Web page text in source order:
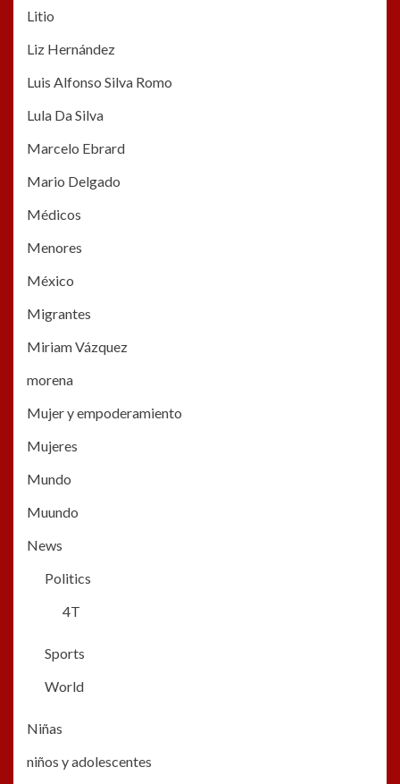
Litio
Liz Hernández
Luis Alfonso Silva Romo
Lula Da Silva
Marcelo Ebrard
Mario Delgado
Médicos
Menores
México
Migrantes
Miriam Vázquez
morena
Mujer y empoderamiento
Mujeres
Mundo
Muundo
News
Politics
4T
Sports
World
Niñas
niños y adolescentes